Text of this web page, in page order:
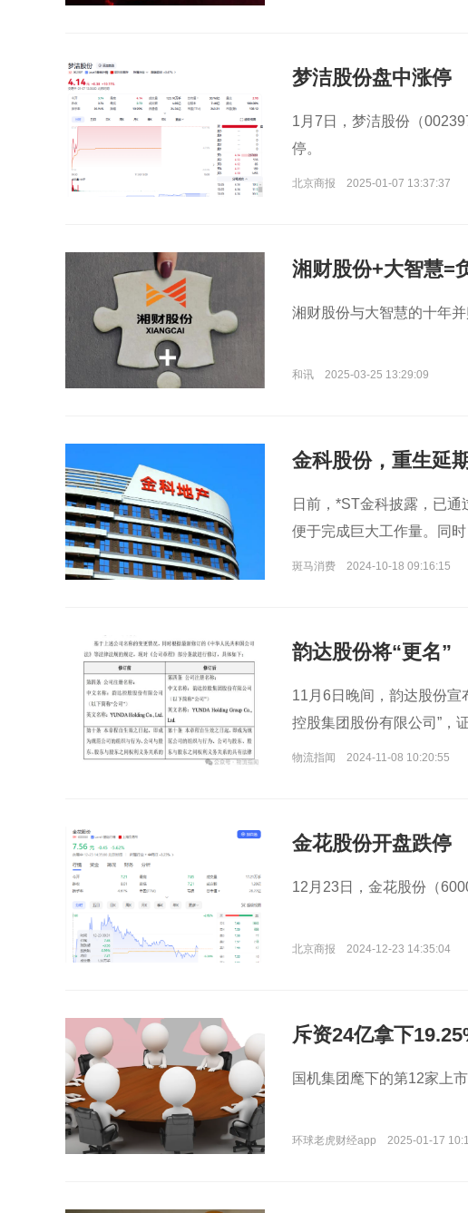
梦洁股份盘中涨停
1月7日，梦洁股份（
停。
北京商报 2025-01-07 13:37:37
湘财股份+大智慧=
湘财股份与大智慧的十年
和讯 2025-03-25 13:29:09
金科股份，重生延期
日前，*ST金科披露，已
便于完成巨大工作量。同
延至11月8日。
斑马消费 2024-10-18 09:16:15
韵达股份将“更名”
11月6日晚间，韵达股份宣
控股集团股份有限公司”，
物流指闻 2024-11-08 10:20:55
金花股份开盘跌停
12月23日，金花股份（
北京商报 2024-12-23 14:35:04
斥资24亿拿下
国机集团麾下的第12家上
环球老虎财经app 2025-01-17